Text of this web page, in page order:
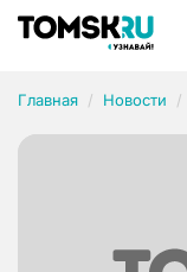
Главная Новости